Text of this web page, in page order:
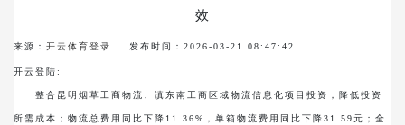
效
来源： 开云体育登录 发布时间：2026-03-21 08:47:42
开云登陆:
整合昆明烟草工商物流、滇东南工商区域物流信息化项目投资，降低投资
所需成本；物流总费用同比下降11.36%，单箱物流费用同比下降31.59元；全